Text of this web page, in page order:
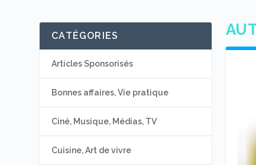
CATÉGORIES
Articles Sponsorisés
Bonnes affaires, Vie pratique
Ciné, Musique, Médias, TV
Cuisine, Art de vivre